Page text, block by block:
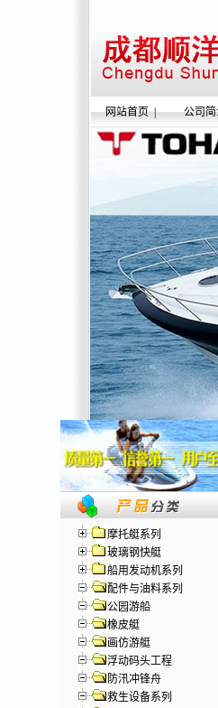
网站首页| 公司简
摩托艇系列
玻璃钢快艇
船用发动机系列
配件与油料系列
公园游船
橡皮艇
画仿游艇
浮动码头工程
防汛冲锋舟
救生设备系列